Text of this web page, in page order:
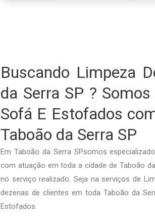
Buscando Limpeza
da Serra SP ?
Sofá E Estofados
Taboão da Serra SP
Em Taboão da Serra SPsomos
com atuação em toda a cidade de Taboão
no serviço realizado. Seja na serviços de
dezenas de clientes em toda Taboão da
Estofados.